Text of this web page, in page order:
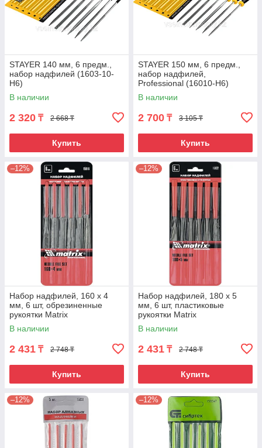
STAYER 140 мм, 6 предм.,
набор надфилей (1603-10-
H6)
В наличии
2 320 ₸ 2 668 ₸
Купить
STAYER 150 мм, 6 предм.,
набор надфилей,
Professional (16010-H6)
В наличии
2 700 ₸ 3 105 ₸
Купить
–12%
Набор надфилей, 160 х 4
мм, 6 шт, обрезиненные
рукоятки Matrix
В наличии
2 431 ₸ 2 748 ₸
Купить
–12%
Набор надфилей, 180 х 5
мм, 6 шт, пластиковые
рукоятки Matrix
В наличии
2 431 ₸ 2 748 ₸
Купить
–12% –12%